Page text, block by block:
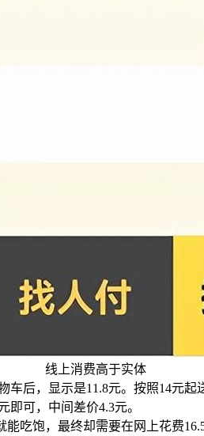
线上消费高于实体
后，显示是11.8元。按照14元
可，中间差价4.3元。
吃饱，最终却需要在网上花费